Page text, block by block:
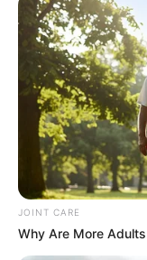
JOINT CARE
Why Are More